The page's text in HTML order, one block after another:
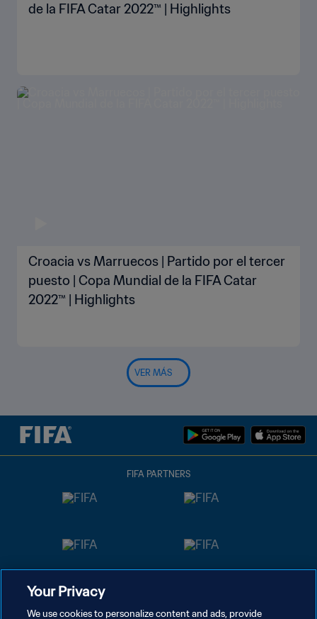
de la FIFA Catar 2022™ | Highlights
Croacia vs Marruecos | Partido por el tercer
puesto | Copa Mundial de la FIFA Catar
2022™ | Highlights
VER MÁS
FIFA PARTNERS
Your Privacy
We use cookies to personalize content and ads, provide